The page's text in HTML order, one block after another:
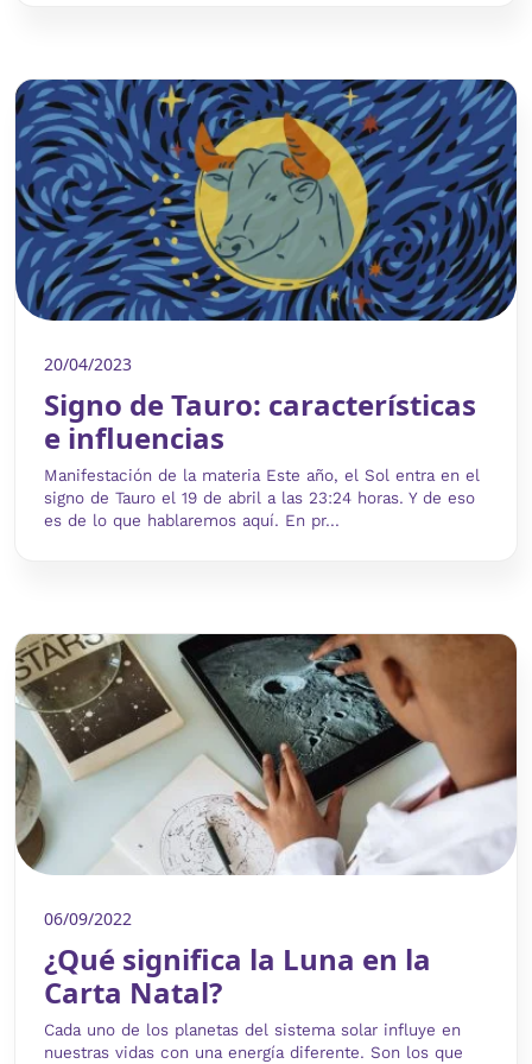
20/04/2023
Signo de Tauro: características
e influencias
Manifestación de la materia Este año, el Sol entra en el
signo de Tauro el 19 de abril a las 23:24 horas. Y de eso
es de lo que hablaremos aquí. En pr...
06/09/2022
¿Qué significa la Luna en la
Carta Natal?
Cada uno de los planetas del sistema solar influye en
nuestras vidas con una energía diferente. Son los que